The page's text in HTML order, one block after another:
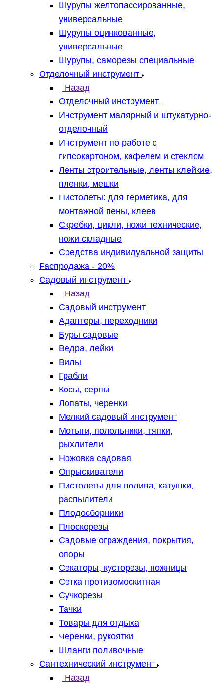
Шурупы желтопассированные,
универсальные
Шурупы оцинкованные,
универсальные
Шурупы, саморезы специальные
Отделочный инструмент
Назад
Отделочный инструмент
Инструмент малярный и штукатурно-
отделочный
Инструмент по работе с
гипсокартоном, кафелем и стеклом
Ленты строительные, ленты клейкие,
пленки, мешки
Пистолеты: для герметика, для
монтажной пены, клеев
Скребки, цикли, ножи технические,
ножи складные
Средства индивидуальной защиты
Распродажа - 20%
Садовый инструмент
Назад
Садовый инструмент
Адаптеры, переходники
Буры садовые
Ведра, лейки
Вилы
Грабли
Косы, серпы
Лопаты, черенки
Мелкий садовый инструмент
Мотыги, полольники, тяпки,
рыхлители
Ножовка садовая
Опрыскиватели
Пистолеты для полива, катушки,
распылители
Плодосборники
Плоскорезы
Садовые ограждения, покрытия,
опоры
Секаторы, кусторезы, ножницы
Сетка противомоскитная
Сучкорезы
Тачки
Товары для отдыха
Черенки, рукоятки
Шланги поливочные
Сантехнический инструмент
Назад